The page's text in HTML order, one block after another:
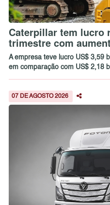
Caterpillar tem lucro
trimestre com
A empresa teve lucro US$ 3,59
em comparação com US$ 2,18
07 DE AGOSTO 2026